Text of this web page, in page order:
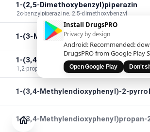
1-(2,5-Dimethoxybenzyl)piperazin
2c-benzylpiperazine, 2,5-dimethoxybenzyl
1-(3-Methylbenzyl)piperazin
1-(3,4-Methylendioxy)phenyl-1,2-
1,2-propanedione,1-(3,4-methylenedioxy)phenyl
1-(3,4-Methylendioxyphenyl)-2-
1-(3,4-Methylendioxyphenyl)propan-
Install DrugsPRO
Privacy by design
Android: Recommended:
DrugsPRO from Google Play
Open Google Play Don't